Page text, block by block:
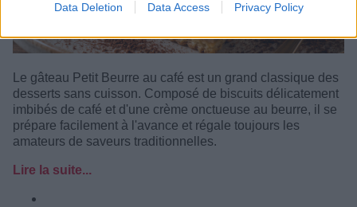
Data Deletion Data Access Privacy Policy
Le gâteau Petit Beurre au café est un grand classique des
desserts sans cuisson. Composé de biscuits délicatement
imbibés de café et d'une crème onctueuse au beurre, il se
prépare facilement à l'avance et régale toujours les
amateurs de saveurs traditionnelles.
Lire la suite...